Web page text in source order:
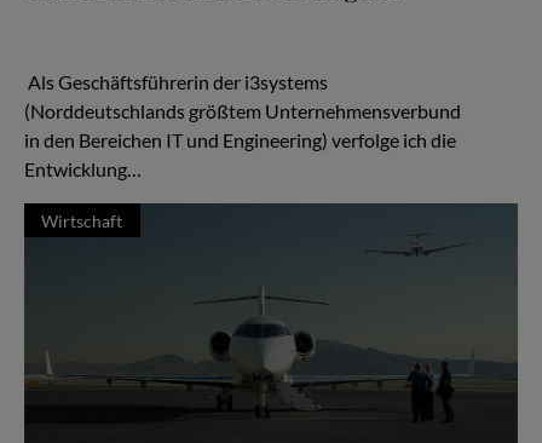
Als Geschäftsführerin der i3systems
(Norddeutschlands größtem Unternehmensverbund
in den Bereichen IT und Engineering) verfolge ich die
Entwicklung…
Wirtschaft